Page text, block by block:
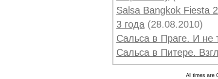
Salsa Bangkok Fiesta
3 года (28.08.2010)
Сальса в Праге. И не
Сальса в Питере.
All times are